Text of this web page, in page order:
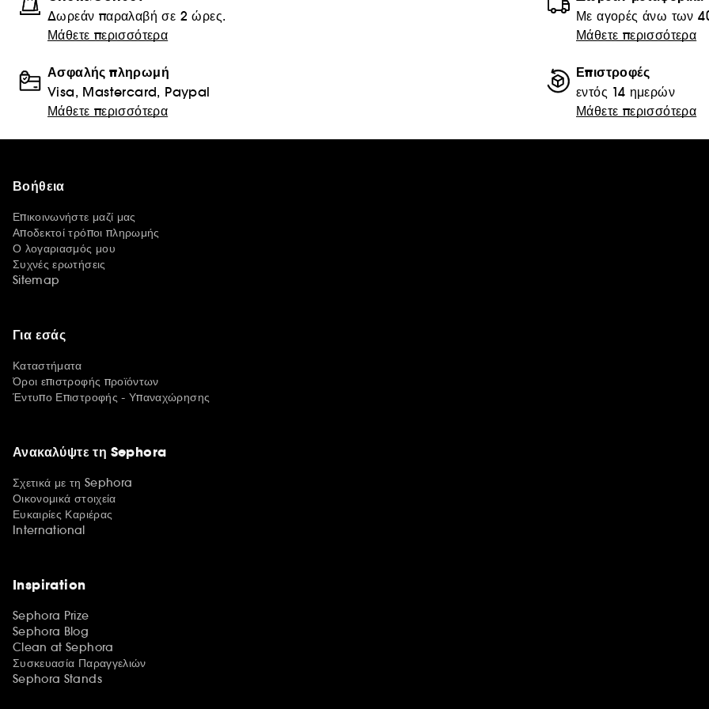
Δωρεάν παραλαβή σε 2 ώρες.
Μάθετε περισσότερα
Με αγορές άνω των
Μάθετε περισσότερα
Ασφαλής πληρωμή
Visa, Mastercard, Paypal
Μάθετε περισσότερα
Επιστροφές
εντός 14 ημερών
Μάθετε περισσότερα
Βοήθεια
Επικοινωνήστε μαζί μας
Αποδεκτοί τρόποι πληρωμής
Ο λογαριασμός μου
Συχνές ερωτήσεις
Sitemap
Για εσάς
Καταστήματα
Όροι επιστροφής προϊόντων
Έντυπο Επιστροφής - Υπαναχώρησης
Ανακαλύψτε τη Sephora
Σχετικά με τη Sephora
Οικονομικά στοιχεία
Ευκαιρίες Καριέρας
International
Inspiration
Sephora Prize
Sephora Blog
Clean at Sephora
Συσκευασία Παραγγελιών
Sephora Stands